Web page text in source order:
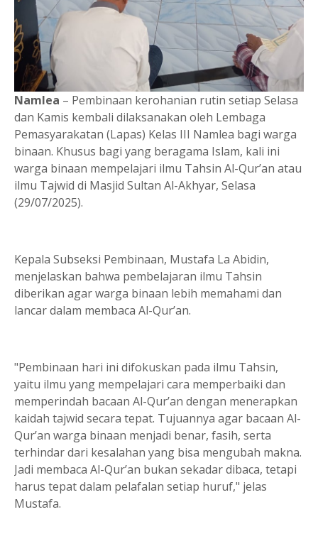
Namlea – Pembinaan kerohanian rutin setiap Selasa
dan Kamis kembali dilaksanakan oleh Lembaga
Pemasyarakatan (Lapas) Kelas III Namlea bagi warga
binaan. Khusus bagi yang beragama Islam, kali ini
warga binaan mempelajari ilmu Tahsin Al-Qur’an atau
ilmu Tajwid di Masjid Sultan Al-Akhyar, Selasa
(29/07/2025).
Kepala Subseksi Pembinaan, Mustafa La Abidin,
menjelaskan bahwa pembelajaran ilmu Tahsin
diberikan agar warga binaan lebih memahami dan
lancar dalam membaca Al-Qur’an.
"Pembinaan hari ini difokuskan pada ilmu Tahsin,
yaitu ilmu yang mempelajari cara memperbaiki dan
memperindah bacaan Al-Qur’an dengan menerapkan
kaidah tajwid secara tepat. Tujuannya agar bacaan Al-
Qur’an warga binaan menjadi benar, fasih, serta
terhindar dari kesalahan yang bisa mengubah makna.
Jadi membaca Al-Qur’an bukan sekadar dibaca, tetapi
harus tepat dalam pelafalan setiap huruf," jelas
Mustafa.